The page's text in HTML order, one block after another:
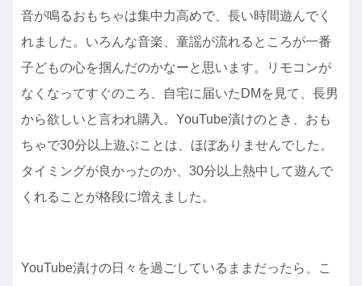
音が鳴るおもちゃは集中力高めで、長い時間遊んでく
れました。いろんな音楽、童謡が流れるところが一番
子どもの心を掴んだのかなーと思います。リモコンが
なくなってすぐのころ、自宅に届いたDMを見て、長男
から欲しいと言われ購入。YouTube漬けのとき、おも
ちゃで30分以上遊ぶことは、ほぼありませんでした。
タイミングが良かったのか、30分以上熱中して遊んで
くれることが格段に増えました。
YouTube漬けの日々を過ごしているままだったら、こ